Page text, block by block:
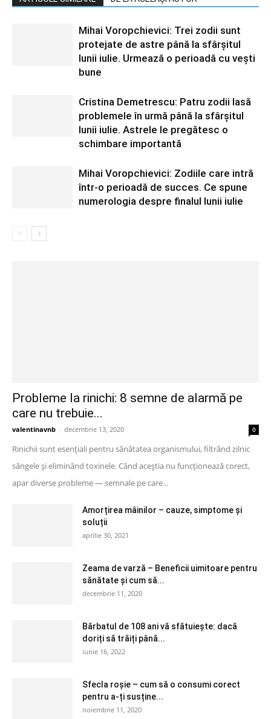
Mihai Voropchievici: Trei zodii sunt
protejate de astre până la sfârșitul
lunii iulie. Urmează o perioadă cu vești
bune
Cristina Demetrescu: Patru zodii lasă
problemele în urmă până la sfârșitul
lunii iulie. Astrele le pregătesc o
schimbare importantă
Mihai Voropchievici: Zodiile care intră
într-o perioadă de succes. Ce spune
numerologia despre finalul lunii iulie
Probleme la rinichi: 8 semne de alarmă pe
care nu trebuie...
valentinavnb - decembrie 13, 2020 0
Rinichii sunt esențiali pentru sănătatea organismului, filtrând zilnic
sângele și eliminând toxinele. Când aceștia nu funcționează corect,
apar diverse probleme — semnale pe care...
Amorțirea mâinilor – cauze, simptome și
soluții
aprilie 30, 2021
Zeama de varză – Beneficii uimitoare pentru
sănătate și cum să...
decembrie 11, 2020
Bărbatul de 108 ani vă sfătuiește: dacă
doriți să trăiți până...
iunie 16, 2022
Sfecla roșie – cum să o consumi corect
pentru a-ți susține...
noiembrie 11, 2020